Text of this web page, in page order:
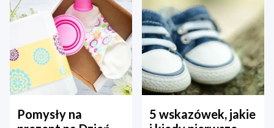
Pomysły na
5 wskazówek, jakie